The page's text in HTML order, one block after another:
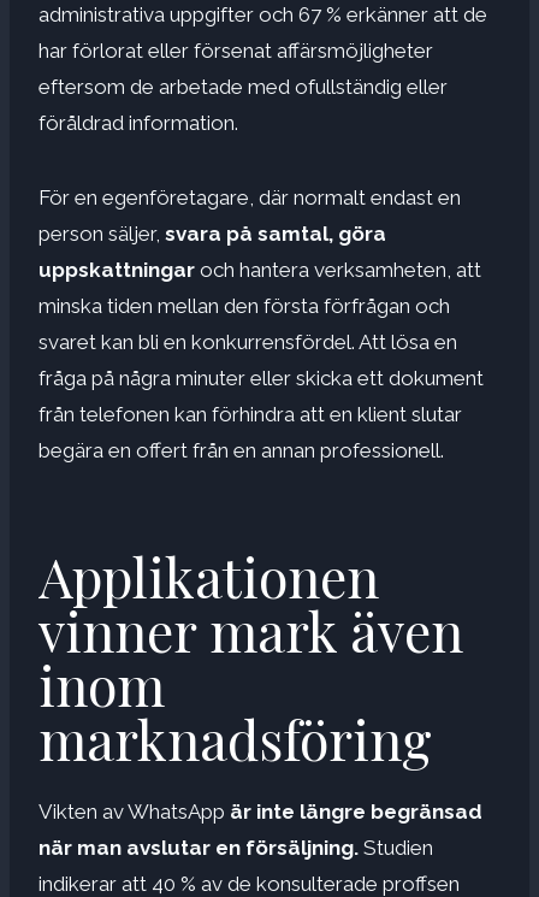
administrativa uppgifter och 67 % erkänner att de
har förlorat eller försenat affärsmöjligheter
eftersom de arbetade med ofullständig eller
föråldrad information.
För en egenföretagare, där normalt endast en
person säljer, svara på samtal, göra
uppskattningar och hantera verksamheten, att
minska tiden mellan den första förfrågan och
svaret kan bli en konkurrensfördel. Att lösa en
fråga på några minuter eller skicka ett dokument
från telefonen kan förhindra att en klient slutar
begära en offert från en annan professionell.
Applikationen
vinner mark även
inom
marknadsföring
Vikten av WhatsApp är inte längre begränsad
när man avslutar en försäljning. Studien
indikerar att 40 % av de konsulterade proffsen